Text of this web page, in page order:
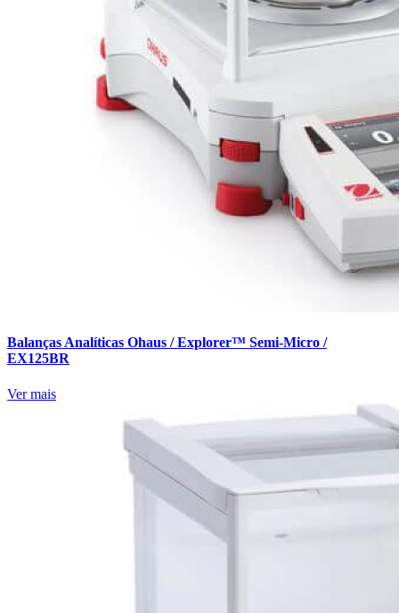
Balanças Analíticas Ohaus / Explorer™ Semi-Micro /
EX125BR
Ver mais